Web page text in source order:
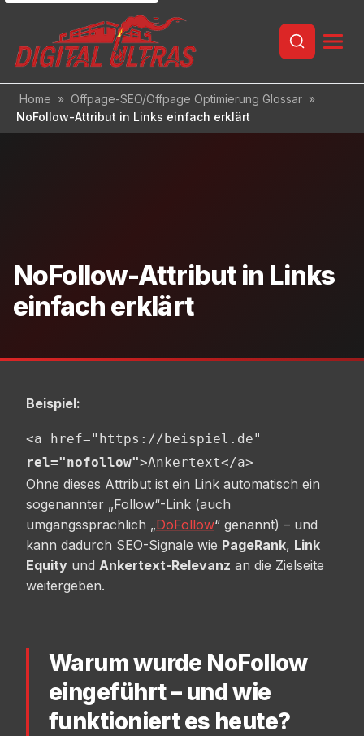
Inhalt
Home » Offpage-SEO/Offpage Optimierung Glossar »
NoFollow-Attribut in Links einfach erklärt
NoFollow-Attribut in Links
einfach erklärt
Beispiel:
rel="nofollow"
Ohne dieses Attribut ist ein Link automatisch ein
sogenannter „Follow“-Link (auch
umgangssprachlich „DoFollow“ genannt) – und
kann dadurch SEO-Signale wie PageRank, Link
Equity und Ankertext-Relevanz an die Zielseite
weitergeben.
Warum wurde NoFollow
eingeführt – und wie
funktioniert es heute?